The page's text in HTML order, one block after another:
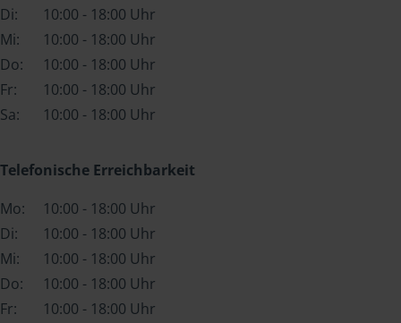
Di:
10:00 - 18:00 Uhr
Mi:
10:00 - 18:00 Uhr
Do:
10:00 - 18:00 Uhr
Fr:
10:00 - 18:00 Uhr
Sa:
10:00 - 18:00 Uhr
Telefonische Erreichbarkeit
Mo:
10:00 - 18:00 Uhr
Di:
10:00 - 18:00 Uhr
Mi:
10:00 - 18:00 Uhr
Do:
10:00 - 18:00 Uhr
Fr:
10:00 - 18:00 Uhr